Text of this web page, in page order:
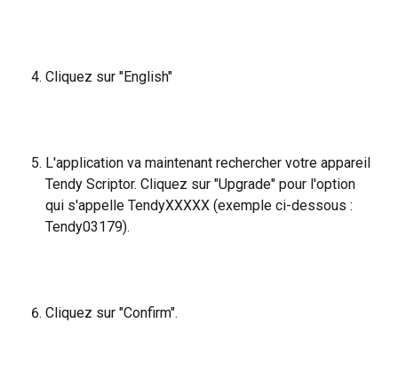
Cliquez sur "English"
L'application va maintenant rechercher votre appareil
Tendy Scriptor. Cliquez sur "Upgrade" pour l'option
qui s'appelle TendyXXXXX (exemple ci-dessous :
Tendy03179).
Cliquez sur "Confirm".